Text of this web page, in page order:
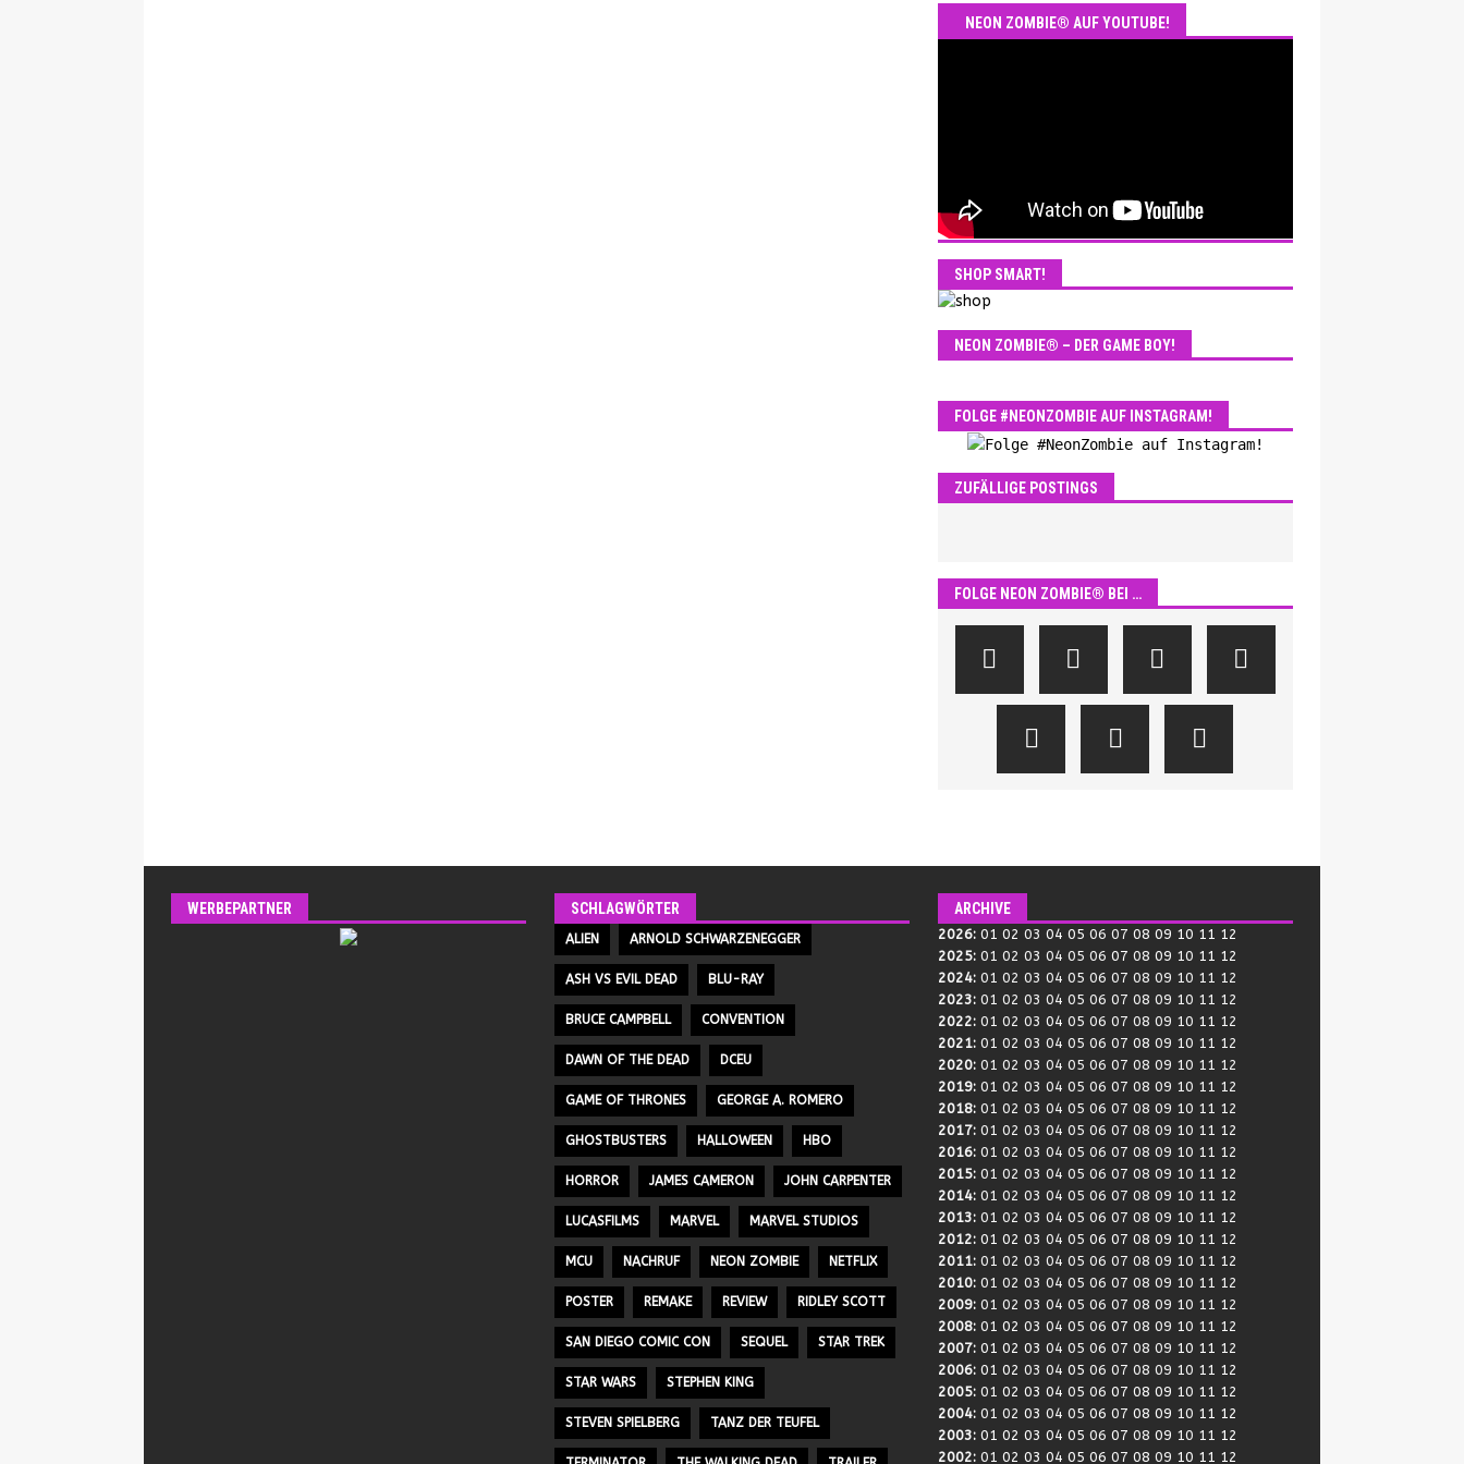
NEON ZOMBIE® AUF YOUTUBE!
SHOP SMART!
NEON ZOMBIE® – DER GAME BOY!
FOLGE #NEONZOMBIE AUF INSTAGRAM!
ZUFÄLLIGE POSTINGS
FOLGE NEON ZOMBIE® BEI …
WERBEPARTNER SCHLAGWÖRTER
ALIEN ARNOLD SCHWARZENEGGER
ASH VS EVIL DEAD BLU-RAY
BRUCE CAMPBELL CONVENTION
DAWN OF THE DEAD DCEU
GAME OF THRONES GEORGE A. ROMERO
GHOSTBUSTERS HALLOWEEN HBO
HORROR JAMES CAMERON JOHN CARPENTER
LUCASFILMS MARVEL MARVEL STUDIOS
MCU NACHRUF NEON ZOMBIE NETFLIX
POSTER REMAKE REVIEW RIDLEY SCOTT
SAN DIEGO COMIC CON SEQUEL STAR TREK
STAR WARS STEPHEN KING
STEVEN SPIELBERG TANZ DER TEUFEL
ARCHIVE
2026: 01 02 03 04 05 06 07 08 09 10 11 12
2025: 01 02 03 04 05 06 07 08 09 10 11 12
2024: 01 02 03 04 05 06 07 08 09 10 11 12
2023: 01 02 03 04 05 06 07 08 09 10 11 12
2022: 01 02 03 04 05 06 07 08 09 10 11 12
2021: 01 02 03 04 05 06 07 08 09 10 11 12
2020: 01 02 03 04 05 06 07 08 09 10 11 12
2019: 01 02 03 04 05 06 07 08 09 10 11 12
2018: 01 02 03 04 05 06 07 08 09 10 11 12
2017: 01 02 03 04 05 06 07 08 09 10 11 12
2016: 01 02 03 04 05 06 07 08 09 10 11 12
2015: 01 02 03 04 05 06 07 08 09 10 11 12
2014: 01 02 03 04 05 06 07 08 09 10 11 12
2013: 01 02 03 04 05 06 07 08 09 10 11 12
2012: 01 02 03 04 05 06 07 08 09 10 11 12
2011: 01 02 03 04 05 06 07 08 09 10 11 12
2010: 01 02 03 04 05 06 07 08 09 10 11 12
2009: 01 02 03 04 05 06 07 08 09 10 11 12
2008: 01 02 03 04 05 06 07 08 09 10 11 12
2007: 01 02 03 04 05 06 07 08 09 10 11 12
2006: 01 02 03 04 05 06 07 08 09 10 11 12
2005: 01 02 03 04 05 06 07 08 09 10 11 12
2004: 01 02 03 04 05 06 07 08 09 10 11 12
2003: 01 02 03 04 05 06 07 08 09 10 11 12
2002: 01 02 03 04 05 06 07 08 09 10 11 12